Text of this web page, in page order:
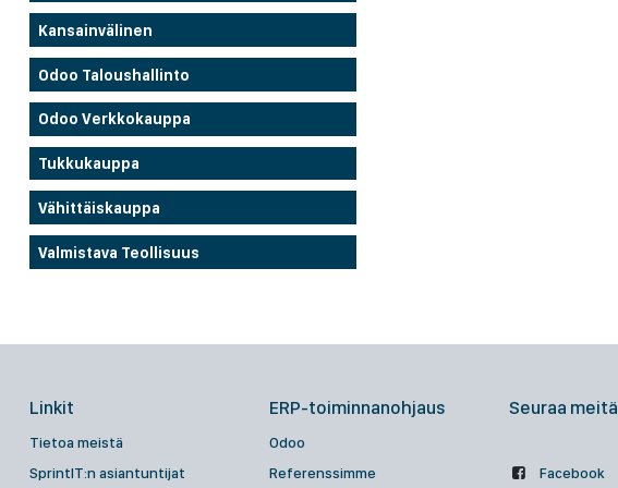
Kansainvälinen
Odoo Taloushallinto
Odoo Verkkokauppa
Tukkukauppa
Vähittäiskauppa
Valmistava Teollisuus
Linkit
Tietoa meistä
SprintIT:n asiantuntijat
ERP-toiminnanohjaus
Odoo
Referenssimme
Seuraa meitä
Facebook